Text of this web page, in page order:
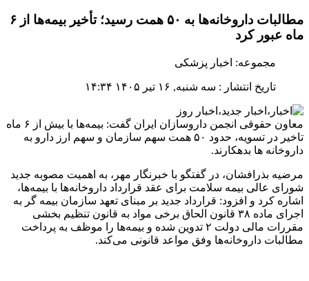
مطالبات داروخانه‌ها به ۵۰ همت رسید؛ تأخیر بیمه‌ها از ۶
ماه عبور کرد
مجموعه: اخبار پزشکی
تاریخ انتشار : سه شنبه, ۱۶ تیر ۱۴۰۵ ۱۴:۳۴
معاون حقوقی انجمن داروسازان ایران گفت: بیمه‌ها با بیش از ۶ ماه
تاخیر در تسویه، حدود ۵۰ همت سهم سازمان و سهم ارز دارو به
داروخانه ها بدهکارند.
مرضیه بذرافشان، در گفتگو با خبرنگار مهر، به اهمیت مصوبه جدید
شورای عالی بیمه سلامت برای عقد قرارداد داروخانه‌ها با بیمه‌ها،
اشاره‌ کرد و افزود: قرارداد جدید بر مبنای تعهد سازمان بیمه گر به
اجرای ماده ۳۸ قانون الحاق برخی مواد به قانون تنظیم بخشی
مقررات مالی دولت ۲ تدوین شده و بیمه‌ها را موظف به پرداخت
مطالبات داروخانه‌ها وفق مواعد قانونی می‌کند.